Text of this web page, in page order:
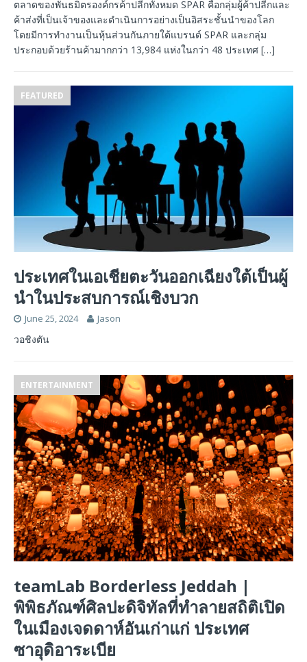
ตลาดของพันธมิตรองค์กรค้าปลีกทั้งหมด SPAR คือกลุ่มผู้ค้าปลีกและ
ค้าส่งที่เป็นเจ้าของและดำเนินการอย่างเป็นอิสระชั้นนำของโลก
โดยมีการทำงานเป็นหุ้นส่วนกันภายใต้แบรนด์ SPAR และกลุ่ม
ประกอบด้วยร้านค้ามากกว่า 13,984 แห่งในกว่า 48 ประเทศ […]
FEATURED
ประเทศในเอเชียตะวันออกเฉียงใต้เป็นผู้
นําในประสบการณ์เชิงบวก
June 25, 2024 Jason
วอชิงตัน
ENTERTAINMENT
teamLab Borderless Jeddah |
พิพิธภัณฑ์ศิลปะดิจิทัลที่ทําลายสถิติเปิด
ในเมืองเจดดาห์อันเก่าแก่ ประเทศ
ซาอุดิอาระเบีย